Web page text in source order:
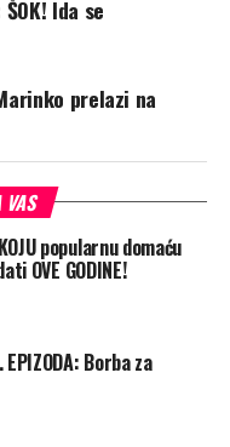
Ida se
prelazi na
VAS
popularnu domaću
OVE GODINE!
EPIZODA: Borba za